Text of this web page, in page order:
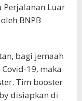
Perjalanan Luar
BNPB
bagi jemaah
19, maka
Tim booster
disiapkan di